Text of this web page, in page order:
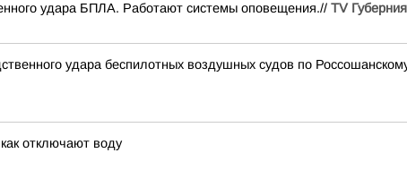
удара БПЛА. Работают системы оповещения.// TV
удара беспилотных воздушных судов по
отключают воду